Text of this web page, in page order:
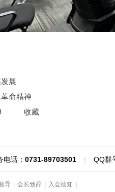
展
命精神
收藏
电话： 0731-89703501 | QQ群
导 会长致辞 入会须知